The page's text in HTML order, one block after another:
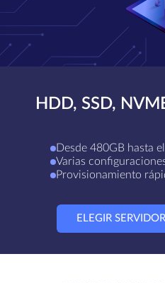
HDD, SSD,
Desde 480GB hasta
Varias
Provisionamiento
ELEGIR